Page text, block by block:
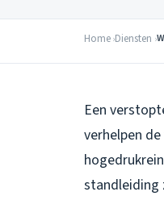
Home Diensten
Een
verhelpen
standleiding